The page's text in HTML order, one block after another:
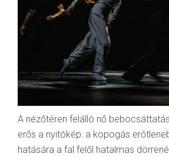
A nézőtéren felálló nő
erős a nyitókép: a kopogás
hatására a fal felől hatalmas